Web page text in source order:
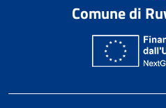
Comune di